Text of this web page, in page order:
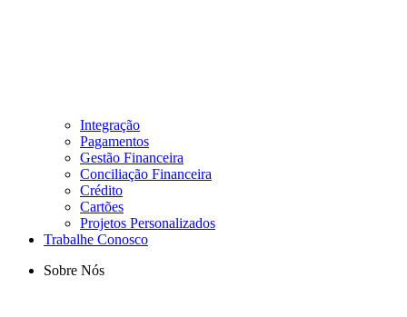
Integração
Pagamentos
Gestão Financeira
Conciliação Financeira
Crédito
Cartões
Projetos Personalizados
Trabalhe Conosco
Sobre Nós